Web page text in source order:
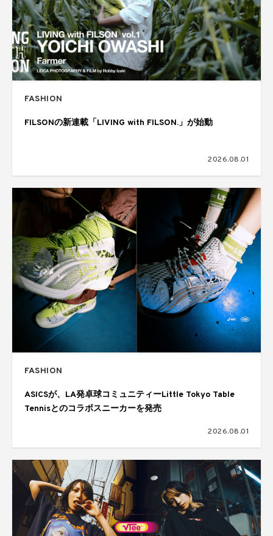
FASHION
FILSONの新連載「LIVING with FILSON.」が始動
2026.08.01
FASHION
ASICSが、LA発卓球コミュニティーLittle Tokyo Table
Tennisとのコラボスニーカーを発売
2026.08.01